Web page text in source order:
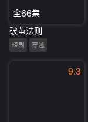
全66集
破茧法则
短剧 穿越
9.3